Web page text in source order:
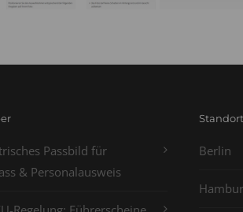
Passbild für
& Personalausweis
Berlin